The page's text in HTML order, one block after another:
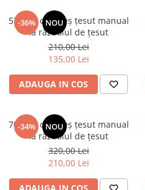
-36% NOU
57x105 cm Preș țesut manual
la războiul de țesut
210,00 Lei
135,00 Lei
ADAUGA IN COS
-34% NOU
70x160 cm Preș țesut manual
la războiul de țesut
320,00 Lei
210,00 Lei